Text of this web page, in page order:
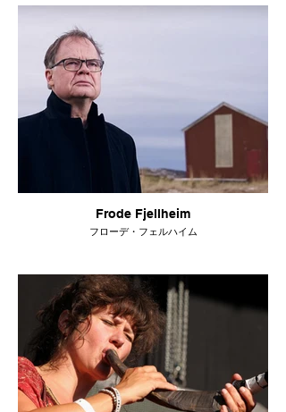
Frode Fjellheim
フローデ・フェルハイム